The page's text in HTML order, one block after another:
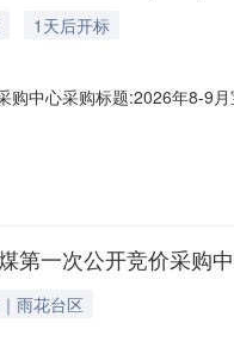
1天后开标
购中心采购标题:2026年8-9
第一次公开竞价采购
雨花台区